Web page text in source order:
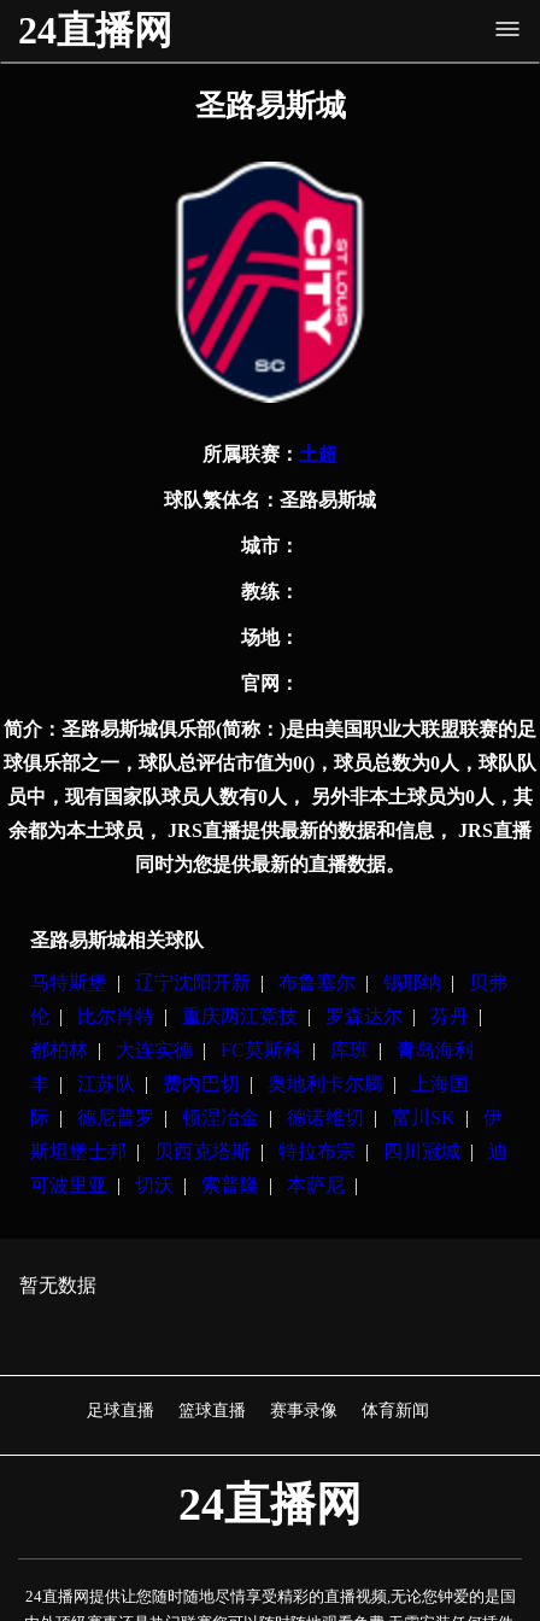
24直播网
圣路易斯城
所属联赛： 土超
球队繁体名： 圣路易斯城
城市：
教练：
场地：
官⽹：
简介： 圣路易斯城俱乐部(简称：)是由美国职业大联盟联赛的足
球俱乐部之一，球队总评估市值为0()，球员总数为0人，球队队
员中，现有国家队球员人数有0人， 另外非本土球员为0人，其
余都为本土球员， JRS直播提供最新的数据和信息， JRS直播
同时为您提供最新的直播数据。
圣路易斯城相关球队
马特斯堡 | 辽宁沈阳开新 | 布鲁塞尔 | 锡耶纳 |
贝弗
伦 | 比尔肖特 | 重庆两江竞技 | 罗森达尔 | 芬丹 |
都柏林 | 大连实德 | FC莫斯科 | 库班 | 青岛海利
丰 | 江苏队 | 费内巴切 | 奥地利卡尔腾 |
上海国
际 | 德尼普罗 | 顿涅冶金 | 德诺维切 | 富川SK | 伊
斯坦堡士邦 | 贝西克塔斯 | 特拉布宗 | 四川冠城 | 迪
可波里亚
| 切沃 | 索普隆 | 本萨尼 |
暂无数据
足球直播 篮球直播 赛事录像 体育新闻
24直播网
24直播网提供让您随时随地尽情享受精彩的直播视频,无论您钟爱的是国